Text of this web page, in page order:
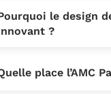
le design
?
place l’AMC